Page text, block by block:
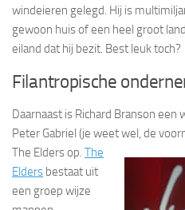
windeieren gelegd. Hij is
gewoon huis of een heel groot
eiland dat hij bezit. Best leuk toch?
Filantropische
Daarnaast is Richard Branson
Peter Gabriel (je weet wel, de
The Elders op. The
Elders bestaat uit
een groep wijze